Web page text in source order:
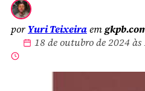
por Yuri Teixeiraem
18 de outubro de 2024 às